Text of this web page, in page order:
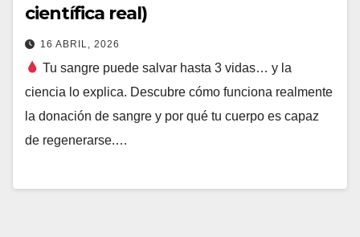
científica real)
16 ABRIL, 2026
Tu sangre puede salvar hasta 3 vidas… y la
ciencia lo explica. Descubre cómo funciona realmente
la donación de sangre y por qué tu cuerpo es capaz
de regenerarse.…